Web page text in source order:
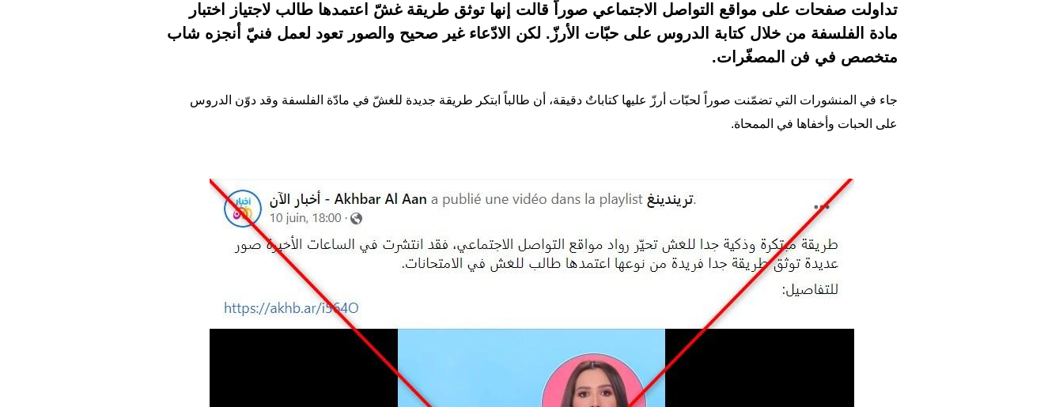
تداولت صفحات على مواقع التواصل الاجتماعي صوراً قالت إنها توثق طريقة غشّ اعتمدها طالب لاجتياز اختبار
مادة الفلسفة من خلال كتابة الدروس على حبّات الأرزّ. لكن الادّعاء غير صحيح والصور تعود لعمل فنيّ أنجزه شاب
متخصص في فن المصغّرات.
جاء في المنشورات التي تضمّنت صوراً لحبّات أرزّ عليها كتاباتٌ دقيقة، أن طالباً ابتكر طريقة جديدة للغشّ في مادّة الفلسفة وقد دوّن الدروس
على الحبات وأخفاها في الممحاة.